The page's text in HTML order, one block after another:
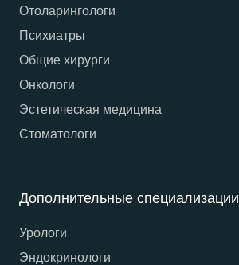
Отоларингологи
Психиатры
Общие хирурги
Онкологи
Эстетическая медицина
Стоматологи
Дополнительные специализации
Урологи
Эндокринологи